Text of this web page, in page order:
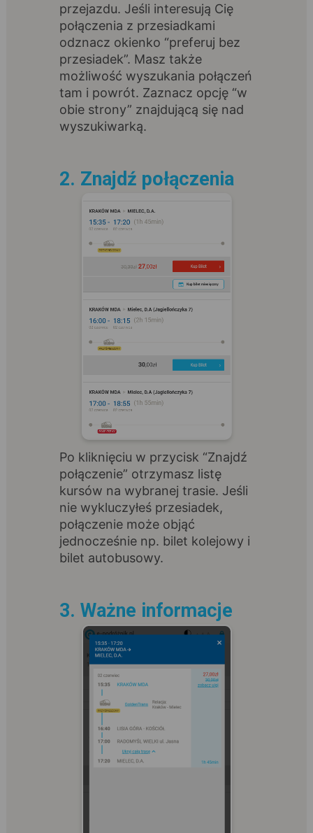
przejazdu. Jeśli interesują Cię
połączenia z przesiadkami
odznacz okienko “preferuj bez
przesiadek”. Masz także
możliwość wyszukania połączeń
tam i powrót. Zaznacz opcję “w
obie strony” znajdującą się nad
wyszukiwarką.
2. Znajdź połączenia
Po kliknięciu w przycisk “Znajdź
połączenie” otrzymasz listę
kursów na wybranej trasie. Jeśli
nie wykluczyłeś przesiadek,
połączenie może objąć
jednocześnie np. bilet kolejowy i
bilet autobusowy.
3. Ważne informacje